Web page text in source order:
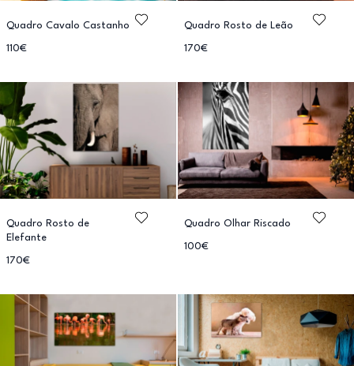
Quadro Cavalo Castanho
110€
Quadro Rosto de Leão
170€
Quadro Rosto de
Elefante
170€
Quadro Olhar Riscado
100€